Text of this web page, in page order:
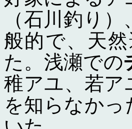
（石川釣り
般的で、天
た。浅瀬での
稚アユ、若ア
を知らなか